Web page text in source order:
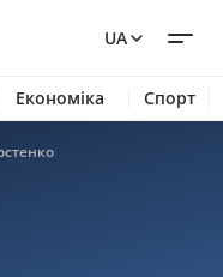
UA
Економіка Спорт